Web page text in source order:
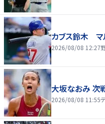
カブス鈴木 マ
2026/08/08 12:27
大坂なおみ 次
2026/08/08 11:55